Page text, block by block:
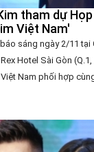
tham dự
Việt Nam'
sáng ngày 2/11 tại
Hotel Sài Gòn (Q.1,
Nam phối hợp